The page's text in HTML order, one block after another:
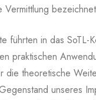
Vermittlung
führten in das SoTL-
praktischen
die theoretische
unseres